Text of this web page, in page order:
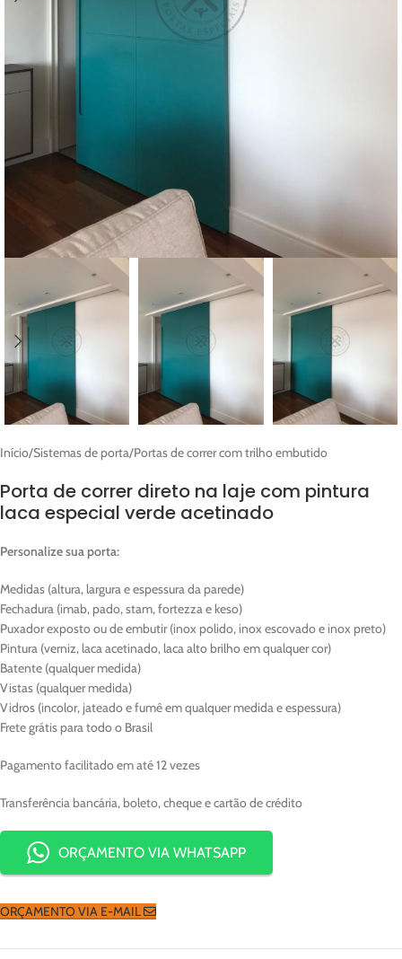
Início/Sistemas de porta/Portas de correr com trilho embutido
Porta de correr direto na laje com pintura
laca especial verde acetinado
Personalize sua porta:
Medidas (altura, largura e espessura da parede)
Fechadura (imab, pado, stam, fortezza e keso)
Puxador exposto ou de embutir (inox polido, inox escovado e inox preto)
Pintura (verniz, laca acetinado, laca alto brilho em qualquer cor)
Batente (qualquer medida)
Vistas (qualquer medida)
Vidros (incolor, jateado e fumê em qualquer medida e espessura)
Frete grátis para todo o Brasil
Pagamento facilitado em até 12 vezes
Transferência bancária, boleto, cheque e cartão de crédito
ORÇAMENTO VIA WHATSAPP
ORÇAMENTO VIA E-MAIL